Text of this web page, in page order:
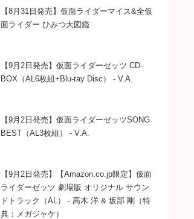
【8月31日発売】仮面ライダーマイス&全仮
面ライダー ひみつ大図鑑
【9月2日発売】仮面ライダーゼッツ CD-
BOX（AL6枚組+Blu-ray Disc） - V.A.
【9月2日発売】仮面ライダーゼッツSONG
BEST（AL3枚組） - V.A.
【9月2日発売】【Amazon.co.jp限定】仮面
ライダーゼッツ 劇場版 オリジナル サウン
ドトラック（AL） - 高木 洋 & 坂部 剛（特
典：メガジャケ）